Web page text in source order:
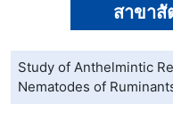
สาขาสั
Study of Anthelmintic
Nematodes of